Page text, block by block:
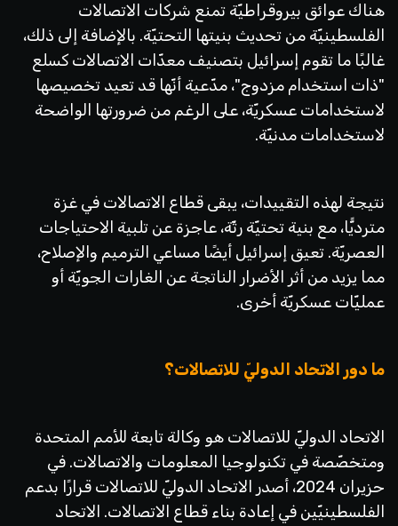
هناك عوائق بيروقراطيّة تمنع شركات الاتصالات
الفلسطينيّة من تحديث بنيتها التحتيّة. بالإضافة إلى ذلك،
غالبًا ما تقوم إسرائيل بتصنيف معدّات الاتصالات كسلع
"ذات استخدام مزدوج"، مدّعية أنّها قد تعيد تخصيصها
لاستخدامات عسكريّة، على الرغم من ضرورتها الواضحة
لاستخدامات مدنيّة.
نتيجة لهذه التقييدات، يبقى قطاع الاتصالات في غزة
مترديًّا، مع بنية تحتيّة رثّة، عاجزة عن تلبية الاحتياجات
العصريّة. تعيق إسرائيل أيضًا مساعي الترميم والإصلاح،
مما يزيد من أثر الأضرار الناتجة عن الغارات الجويّة أو
عمليّات عسكريّة أخرى.
ما دور الاتحاد الدوليّ للاتصالات؟
الاتحاد الدوليّ للاتصالات هو وكالة تابعة للأمم المتحدة
ومتخصّصة في تكنولوجيا المعلومات والاتصالات. في
حزيران 2024، أصدر الاتحاد الدوليّ للاتصالات قرارًا بدعم
الفلسطينيّين في إعادة بناء قطاع الاتصالات. الاتحاد